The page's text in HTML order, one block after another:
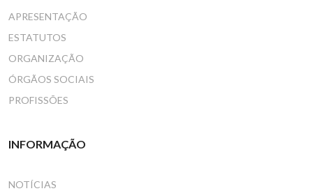
APRESENTAÇÃO
ESTATUTOS
ORGANIZAÇÃO
ÓRGÃOS SOCIAIS
PROFISSÕES
INFORMAÇÃO
NOTÍCIAS